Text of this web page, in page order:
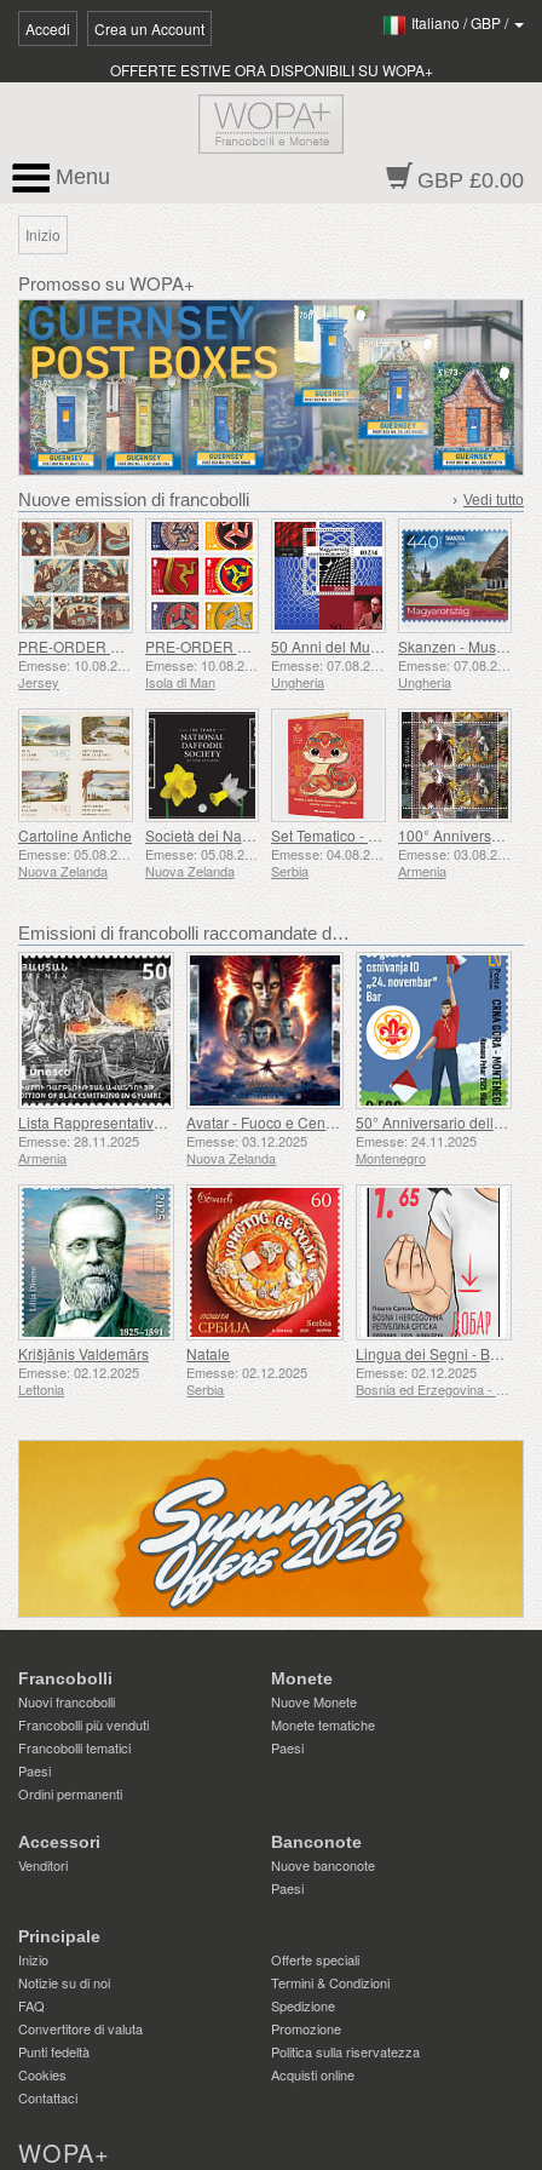
Accedi Crea un Account Italiano /GBP/
OFFERTE ESTIVE ORA DISPONIBILI SU WOPA+
GBP £0.00
Menu
Inizio
Promosso su WOPA+
Nuove emission di francobolli › Vedi tutto
PRE-ORDER Racconti di San Helier
Jersey
PRE-ORDER La Collezione Triskelion II
Emesse: 10.08.2026
Isola di Man
50 Anni del Museo Vasarely di Pécs
Ungheria
Skanzen - Museo Ungherese all'aperto
Emesse: 07.08.2026
Ungheria
Cartoline Antiche
Emesse: 05.08.2026
Nuova Zelanda
Società dei Narcisi 100 Anni
Emesse: 05.08.2026
Nuova Zelanda
Set Tematico - Anno del Serpente
Emesse: 04.08.2026
Serbia
100° Anniversario di Grigor Khanjyan
Emesse: 03.08.2026
Armenia
Emissioni di francobolli raccomandate da WOPA+
Lista Rappresentativa del Patrimonio Culturale Immateriale dell'umanità dell'UNESCO - Tradizione della Forgiatura a Gyumri
Emesse: 28.11.2025
Armenia
Avatar - Fuoco e Cenere
Emesse: 03.12.2025
Nuova Zelanda
Emesse: 24.11.2025
Montenegro
Krišjānis Valdemārs
Emesse: 02.12.2025
Lettonia
Natale
Emesse: 02.12.2025
Serbia
Lingua dei Segni - Buona
Emesse: 02.12.2025
Francobolli
Nuovi francobolli
Francobolli più venduti
Francobolli tematici
Paesi
Ordini permanenti
Monete
Nuove Monete
Monete tematiche
Paesi
Accessori
Venditori
Banconote
Nuove banconote
Paesi
Principale
Inizio
Offerte speciali
Notizie su di noi
Termini & Condizioni
FAQ
Spedizione
Convertitore di valuta
Promozione
Punti fedeltà
Politica sulla riservatezza
Cookies
Acquisti online
Contattaci
WOPA+